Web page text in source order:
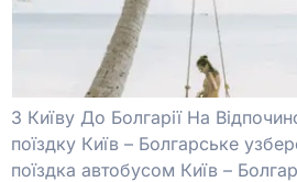
З Київу До Болгарії На
поїздку Київ – Болгарське
поїздка автобусом Київ –